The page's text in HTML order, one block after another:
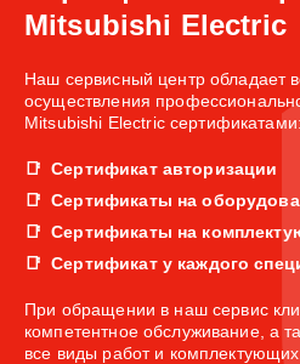
Mitsubishi Electric
Наш сервисный центр обладает
осуществления
Mitsubishi Electric сертификатами:
Сертификат авторизации
Сертификаты на
Сертификаты на
Сертификат у каждого
При обращении в наш сервис
компетентное обслуживание, а
все виды работ и комплектующих.